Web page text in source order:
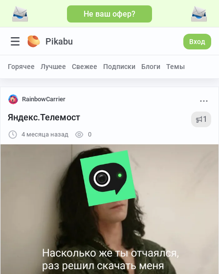
Не ваш офер?
Pikabu Вход
Горячее Лучшее Свежее Подписки Блоги Темы
RainbowCarrier
Яндекс.Телемост 1
4 месяца назад 0